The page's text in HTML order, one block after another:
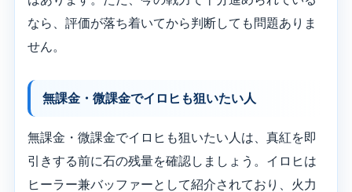
なら、評価が落ち着いてから判断しても問題ありま
せん。
無課金・微課金でイロヒも狙いたい人
無課金・微課金でイロヒも狙いたい人は、真紅を即
引きする前に石の残量を確認しましょう。イロヒは
ヒーラー兼バッファーとして紹介されており、火力